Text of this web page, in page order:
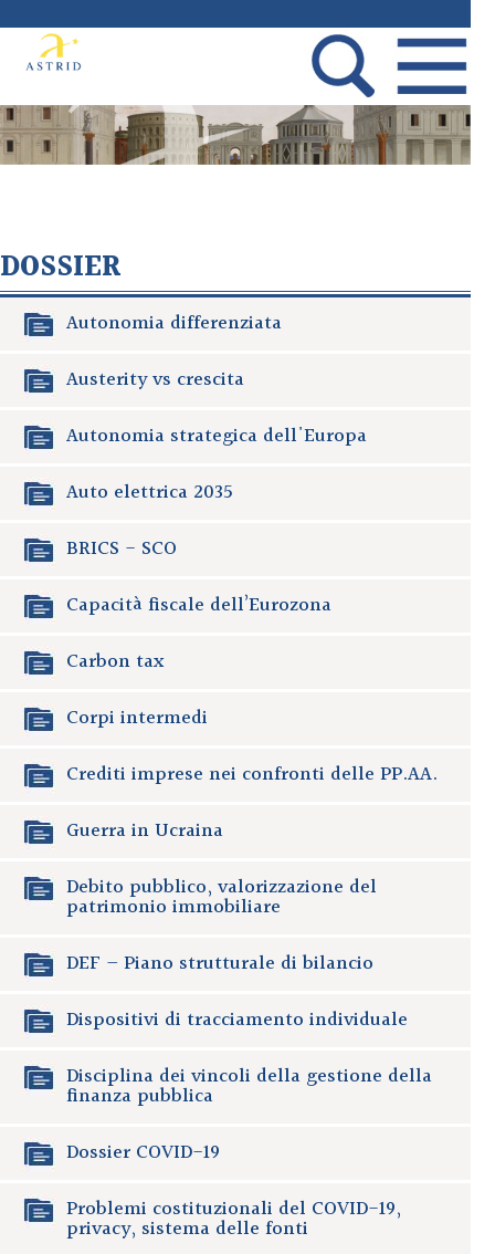
DOSSIER
Autonomia differenziata
Austerity vs crescita
Autonomia strategica dell'Europa
Auto elettrica 2035
BRICS - SCO
Capacità fiscale dell’Eurozona
Carbon tax
Corpi intermedi
Crediti imprese nei confronti delle PP.AA.
Guerra in Ucraina
Debito pubblico, valorizzazione del
patrimonio immobiliare
DEF – Piano strutturale di bilancio
Dispositivi di tracciamento individuale
Disciplina dei vincoli della gestione della
finanza pubblica
Dossier COVID-19
Problemi costituzionali del COVID-19,
privacy, sistema delle fonti